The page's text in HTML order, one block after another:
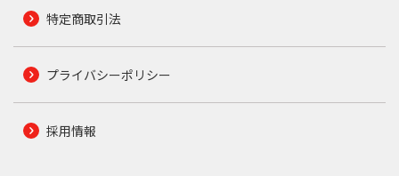
特定商取引法
プライバシーポリシー
採用情報